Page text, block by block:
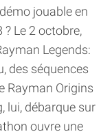
jouable en
Le 2 octobre,
Legends:
des séquences
Rayman Origins
lui, débarque sur
ouvre une